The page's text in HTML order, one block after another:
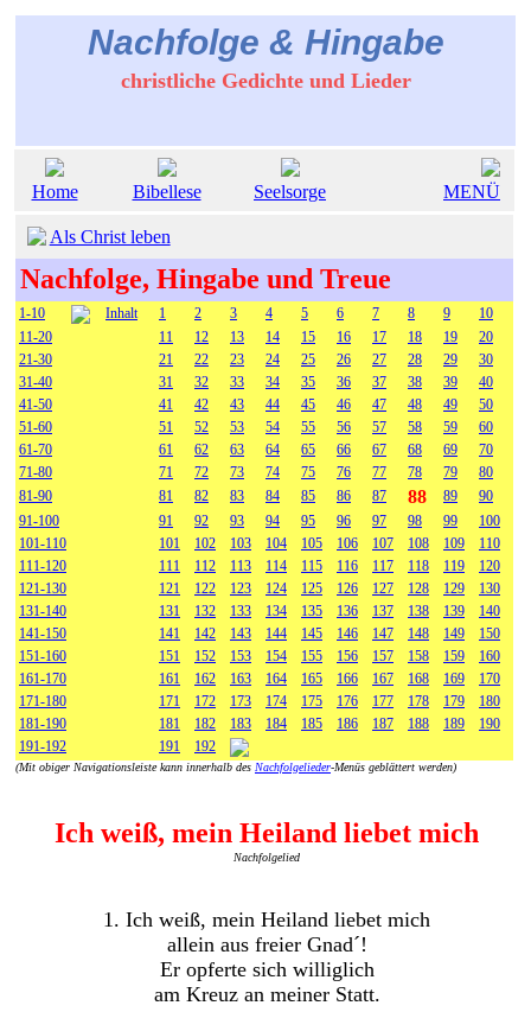
Nachfolge & Hingabe
christliche Gedichte und Lieder
Home Bibellese Seelsorge MENÜ
Als Christ leben
Nachfolge, Hingabe und Treue
1-10 Inhalt 1 2 3 4 5 6 7 8 9
10
11-20
11 12 13 14 15 16 17 18 19
20
21-30
21 22 23 24 25 26 27 28 29
30
31-40
31 32 33 34 35 36 37 38 39
40
41-50
41 42 43 44 45 46 47 48 49
50
51-60
51 52 53 54 55 56 57 58 59
60
61-70
61 62 63 64 65 66 67 68 69
70
71-80
71 72 73 74 75 76 77 78 79
80
81-90
81 82 83 84 85 86 87 88 89
90
91-100
91 92 93 94 95 96 97 98 99
100
101-110
101 102 103 104 105 106 107 108 109
110
111-120
111 112 113 114 115 116 117 118 119
120
121-130
121 122 123 124 125 126 127 128 129
130
131-140
131 132 133 134 135 136 137 138 139
140
141-150
141 142 143 144 145 146 147 148 149
150
151-160
151 152 153 154 155 156 157 158 159
160
161-170
161 162 163 164 165 166 167 168 169
170
171-180
171 172 173 174 175 176 177 178 179
180
181-190
181 182 183 184 185 186 187 188 189
190
191-192
191 192
(Mit obiger Navigationsleiste kann innerhalb des Nachfolgelieder-Menüs geblättert werden)
Ich weiß, mein Heiland liebet mich
Nachfolgelied
1. Ich weiß, mein Heiland liebet mich
allein aus freier Gnad´!
Er opferte sich williglich
am Kreuz an meiner Statt.